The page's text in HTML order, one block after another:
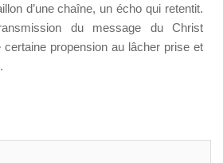
d’une chaîne, un écho qui retentit.
du message du Christ
propension au lâcher prise et